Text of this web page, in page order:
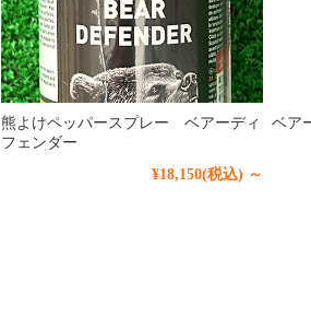
熊よけペッパースプレー ベアーディ
フェンダー
¥18,150(税込) ～
ベア